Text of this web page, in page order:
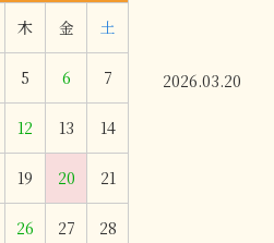
木 金 土
5 6 7
12 13 14
19 20 21
26 27 28
2026.03.20